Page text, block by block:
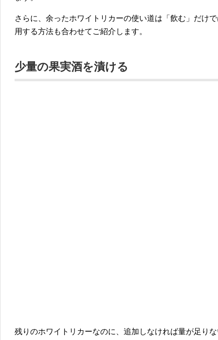
さらに、余ったホワイトリカーの使い道は「飲む」だけ
用する方法も合わせてご紹介します。
少量の果実酒を漬ける
残りのホワイトリカーなのに、追加しなければ量が足り